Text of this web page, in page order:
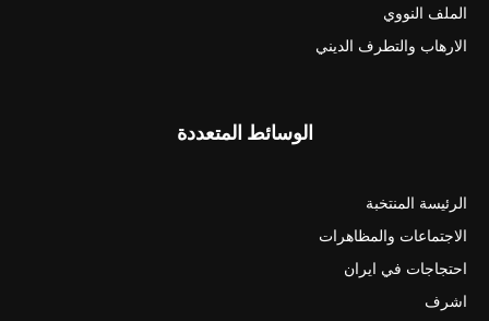
الملف النووي
الارهاب والتطرف الديني
الوسائط المتعددة
الرئيسة المنتخبة
الاجتماعات والمظاهرات
احتجاجات في ايران
اشرف